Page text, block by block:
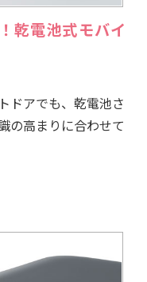
乾電池式モバイ
ドアでも、乾電池さ
の高まりに合わせて